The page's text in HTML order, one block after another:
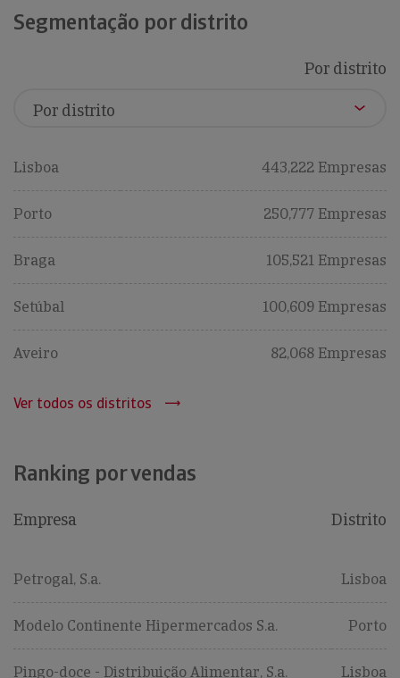
Segmentação por distrito
Por distrito
Lisboa 443,222 Empresas
Porto 250,777 Empresas
Braga 105,521 Empresas
Setúbal 100,609 Empresas
Aveiro 82,068 Empresas
Ver todos os distritos
Ranking por vendas
Empresa Distrito
Petrogal, S.a. Lisboa
Modelo Continente Hipermercados S.a. Porto
Pingo-doce - Distribuição Alimentar, S.a. Lisboa